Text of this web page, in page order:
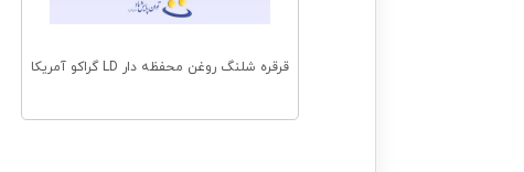
قرقره شلنگ روغن محفظه دار LD گراکو آمریکا